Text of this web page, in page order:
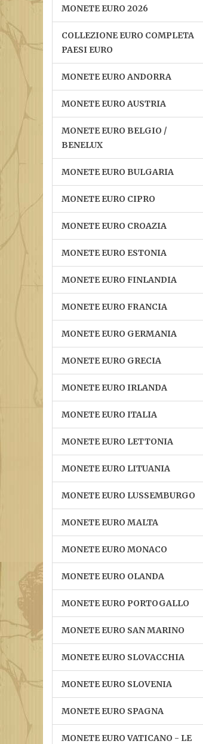
MONETE EURO 2026
COLLEZIONE EURO COMPLETA
PAESI EURO
MONETE EURO ANDORRA
MONETE EURO AUSTRIA
MONETE EURO BELGIO /
BENELUX
MONETE EURO BULGARIA
MONETE EURO CIPRO
MONETE EURO CROAZIA
MONETE EURO ESTONIA
MONETE EURO FINLANDIA
MONETE EURO FRANCIA
MONETE EURO GERMANIA
MONETE EURO GRECIA
MONETE EURO IRLANDA
MONETE EURO ITALIA
MONETE EURO LETTONIA
MONETE EURO LITUANIA
MONETE EURO LUSSEMBURGO
MONETE EURO MALTA
MONETE EURO MONACO
MONETE EURO OLANDA
MONETE EURO PORTOGALLO
MONETE EURO SAN MARINO
MONETE EURO SLOVACCHIA
MONETE EURO SLOVENIA
MONETE EURO SPAGNA
MONETE EURO VATICANO - LE